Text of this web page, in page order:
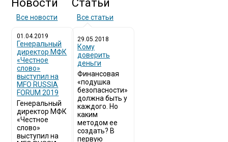
Новости
Все новости
01.04.2019
Генеральный
директор МФК
«Честное
слово»
выступил на
MFO RUSSIA
FORUM 2019
Генеральный
директор МФК
«Честное
слово»
выступил на
Статьи
Все статьи
29.05.2018
Кому
доверить
деньги
Финансовая
«подушка
безопасности»
должна быть у
каждого. Но
каким
методом ее
создать? В
первую